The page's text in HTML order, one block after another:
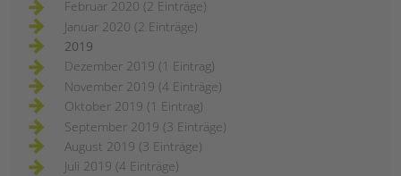
Februar 2020 (2 Einträge)
Januar 2020 (2 Einträge)
2019
Dezember 2019 (1 Eintrag)
November 2019 (4 Einträge)
Oktober 2019 (1 Eintrag)
September 2019 (3 Einträge)
August 2019 (3 Einträge)
Juli 2019 (4 Einträge)